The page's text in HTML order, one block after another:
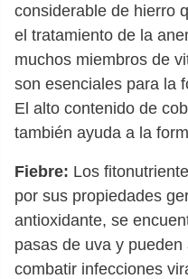
considerable de hierro
el tratamiento de la
muchos miembros de
son esenciales para la
El alto contenido de
también ayuda a la
Fiebre: Los
por sus propiedades
antioxidante, se
pasas de uva y
combatir infecciones